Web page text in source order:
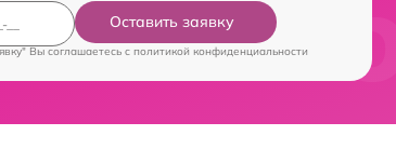
Оставить заявку
Вы соглашаетесь c политикой конфиденциальности